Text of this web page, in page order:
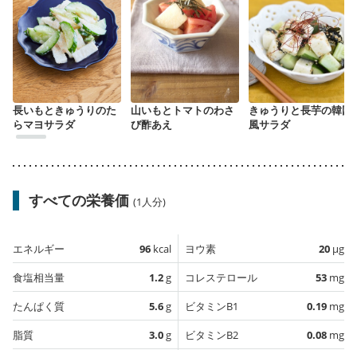
長いもときゅうりのた
らマヨサラダ
山いもとトマトのわさ
び酢あえ
きゅうりと長芋の韓国
風サラダ
すべての栄養価 (1人分)
エネルギー 96 kcal
食塩相当量
1.2g
たんぱく質
5.6g
脂質
3.0g
ヨウ素 20 µg
コレステロール
53 mg
ビタミンB1
0.19 mg
ビタミンB2
0.08 mg